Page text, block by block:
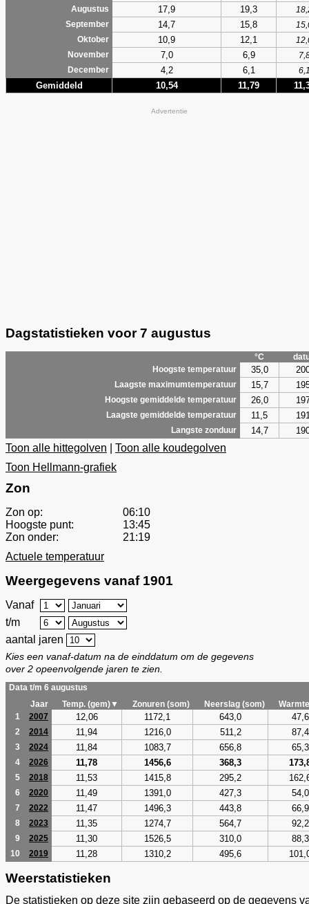
Augustus
17,9 19,3
September
14,7 15,8
Oktober
10,9 12,1
November
7,0 6,9
December
4,2 6,1
Gemiddeld 10,54 11,79
Advertentie
Dagstatistieken voor 7 augustus
°C
Hoogste temperatuur
35,0
Laagste maximumtemperatuur 15,7
Hoogste gemiddelde temperatuur 26,0
Laagste gemiddelde temperatuur 11,5
Langste zonduur 14,7
Toon alle hittegolven
Toon alle koudegolven
Toon Hellmann-grafiek
Zon
Zon op:
06:10
Hoogste punt:
13:45
Zon onder:
21:19
Actuele temperatuur
Weergegevens vanaf 1901
Vanaf
t/m
aantal jaren
Kies een vanaf-datum na de einddatum om de gegevens
over 2 opeenvolgende jaren te zien.
Data t/m 6 augustus
Jaar
Temp. (gem)▼ Zonuren (som) Neerslag (som)
1
2007 12,06 1172,1 643,0 47,6
2 2014 11,94 1216,0 511,2 87,4
3 2024 11,84 1083,7 656,8 65,3
4 2026 11,78 1456,6 368,3
5 2018 11,53 1415,8 295,2
6 2020 11,49 1391,0 427,3 54,0
7 2022 11,47 1496,3 443,8 66,9
8 2023 11,35 1274,7 564,7 92,2
9 2025 11,30 1526,5 310,0 88,3
10 2019 11,28 1310,2 495,6
Weerstatistieken
De statistieken op deze site zijn gebaseerd op de gegevens